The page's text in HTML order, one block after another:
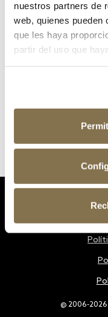
nuestros partners de
web, quienes pueden
que les haya
partir del uso que
¿Has olvidado tu
@ 2006-